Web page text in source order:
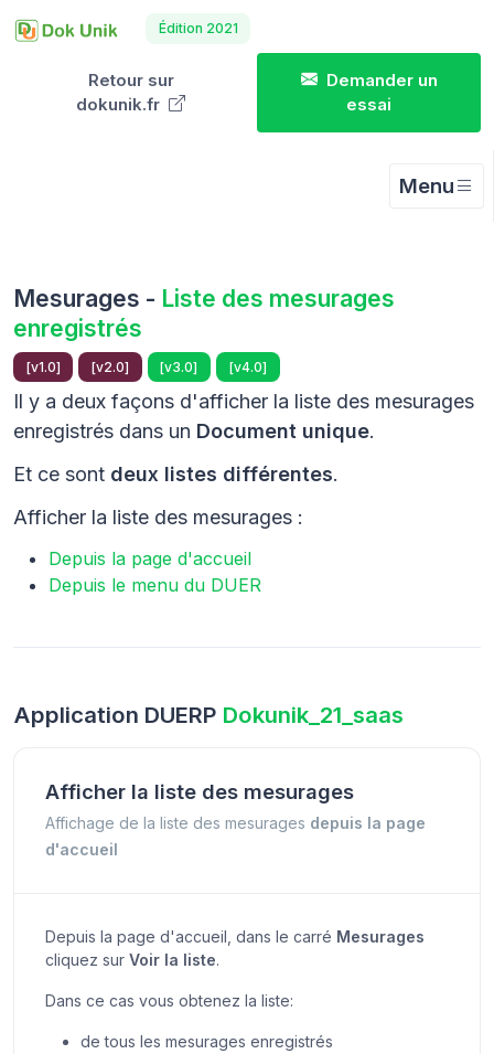
Édition 2021
Retour sur
dokunik.fr
Demander un
essai
Menu
Mesurages - Liste des mesurages
enregistrés
[v1.0] [v2.0] [v3.0] [v4.0]
Il y a deux façons d'afficher la liste des mesurages
enregistrés dans un Document unique.
Et ce sont deux listes différentes.
Afficher la liste des mesurages :
Depuis la page d'accueil
Depuis le menu du DUER
Application DUERP Dokunik_21_saas
Afficher la liste des mesurages
Affichage de la liste des mesurages depuis la page
d'accueil
Depuis la page d'accueil, dans le carré Mesurages
cliquez sur Voir la liste.
Dans ce cas vous obtenez la liste:
de tous les mesurages enregistrés